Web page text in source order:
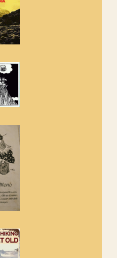
dels
Aniol d'Aguja
implicats
Aniol